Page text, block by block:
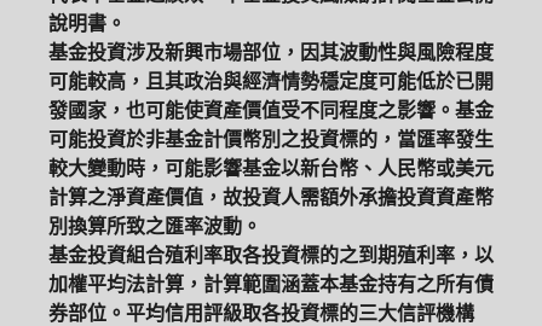
說明書。
基金投資涉及新興市場部位，因其波動性與風險程度
可能較高，且其政治與經濟情勢穩定度可能低於已開
發國家，也可能使資產價值受不同程度之影響。基金
可能投資於非基金計價幣別之投資標的，當匯率發生
較大變動時，可能影響基金以新台幣、人民幣或美元
計算之淨資產價值，故投資人需額外承擔投資資產幣
別換算所致之匯率波動。
基金投資組合殖利率取各投資標的之到期殖利率，以
加權平均法計算，計算範圍涵蓋本基金持有之所有債
券部位。平均信用評級取各投資標的三大信評機構